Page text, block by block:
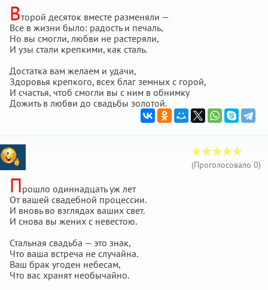
Второй десяток вместе разменяли —
Все в жизни было: радость и печаль,
Но вы смогли, любви не растеряли,
И узы стали крепкими, как сталь.
Достатка вам желаем и удачи,
Здоровья крепкого, всех благ земных с горой,
И счастья, чтоб смогли вы с ним в обнимку
Дожить в любви до свадьбы золотой.
(Проголосовало 0)
Прошло одиннадцать уж лет
От вашей свадебной процессии.
И вновь во взглядах ваших свет.
И снова вы жених с невестою.
Стальная свадьба — это знак,
Что ваша встреча не случайна.
Ваш брак угоден небесам,
Что вас хранят необычайно.